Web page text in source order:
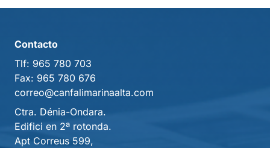
Contacto
Tlf: 965 780 703
Fax: 965 780 676
correo@canfalimarinaalta.com
Ctra. Dénia-Ondara.
Edifici en 2ª rotonda.
Apt Correus 599,